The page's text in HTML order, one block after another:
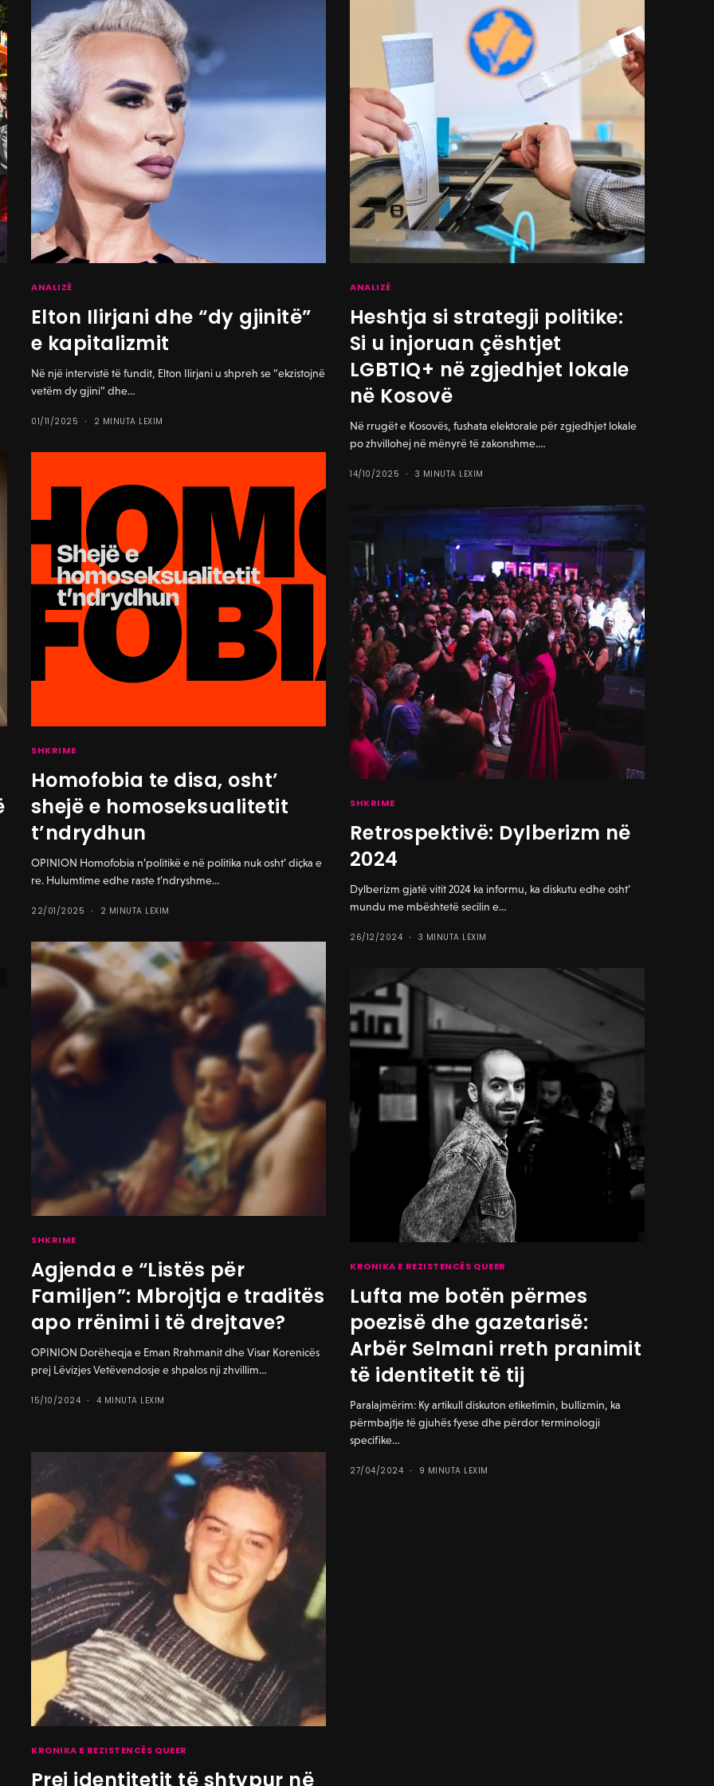
ANALIZË
Elton Ilirjani dhe “dy gjinitë”
e kapitalizmit
Në një intervistë të fundit, Elton Ilirjani u shpreh se “ekzistojnë
vetëm dy gjini” dhe…
01/11/2025 2 MINUTA LEXIM
ANALIZË
Heshtja si strategji politike:
Si u injoruan çështjet
LGBTIQ+ në zgjedhjet lokale
në Kosovë
Në rrugët e Kosovës, fushata elektorale për zgjedhjet lokale
po zhvillohej në mënyrë të zakonshme.…
14/10/2025 3 MINUTA LEXIM
SHKRIME
Homofobia te disa, osht’
shejë e homoseksualitetit
t’ndrydhun
OPINION Homofobia n’politikë e në politika nuk osht’ diçka e
re. Hulumtime edhe raste t’ndryshme…
22/01/2025 2 MINUTA LEXIM
SHKRIME
Retrospektivë: Dylberizm në
2024
Dylberizm gjatë vitit 2024 ka informu, ka diskutu edhe osht’
mundu me mbështetë secilin e…
26/12/2024 3 MINUTA LEXIM
SHKRIME
Agjenda e “Listës për
Familjen”: Mbrojtja e traditës
apo rrënimi i të drejtave?
OPINION Dorëheqja e Eman Rrahmanit dhe Visar Korenicës
prej Lëvizjes Vetëvendosje e shpalos nji zhvillim…
15/10/2024 4 MINUTA LEXIM
KRONIKA E REZISTENCËS QUEER
Lufta me botën përmes
poezisë dhe gazetarisë:
Arbër Selmani rreth pranimit
të identitetit të tij
Paralajmërim: Ky artikull diskuton etiketimin, bullizmin, ka
përmbajtje të gjuhës fyese dhe përdor terminologji
specifike…
27/04/2024 9 MINUTA LEXIM
KRONIKA E REZISTENCËS QUEER
Prej identitetit të shtypur në